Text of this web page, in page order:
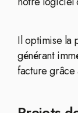
Il optimise la
générant
facture grâce